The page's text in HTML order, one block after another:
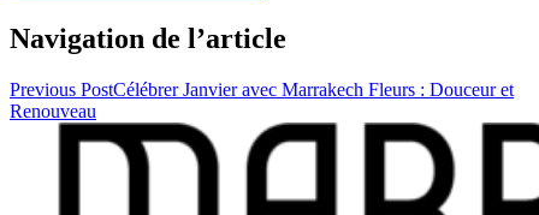
Navigation de l’article
Previous PostCélébrer Janvier avec Marrakech Fleurs : Douceur et
Renouveau